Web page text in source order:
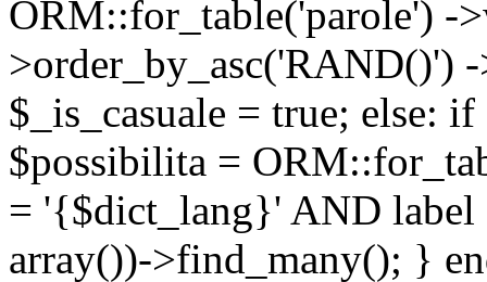
ORM::for_table('parole') -
>order_by_asc('RAND()')
$_is_casuale = true; else:
$possibilita =
= '{$dict_lang}' AND
array())->find_many(); }